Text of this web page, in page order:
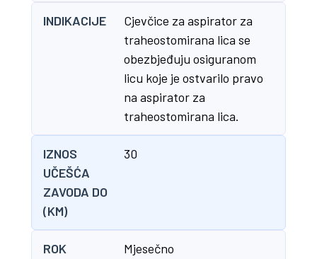
INDIKACIJE
Cjevčice za aspirator za
traheostomirana lica se
obezbjeđuju osiguranom
licu koje je ostvarilo pravo
na aspirator za
traheostomirana lica.
IZNOS
UČEŠĆA
ZAVODA DO
(KM)
30
ROK
Mjesečno